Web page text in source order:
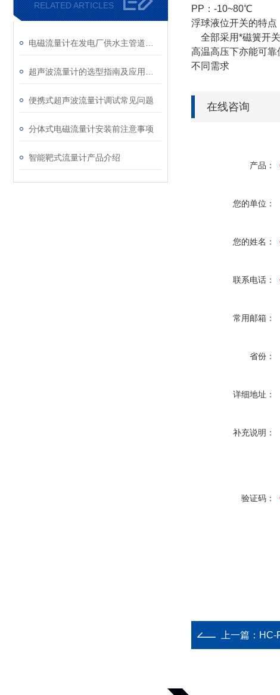
RELATED ARTICLES
便携式超声波流量计调试常见问题
分体式电磁流量计安装前注意事项
智能靶式流量计产品介绍
PP：-10~80℃
浮球液位开关的特点
全部采用*磁簧开关
高温高压下亦能可
不同需求
在线咨询
产品：
您的单位：
您的姓名：
联系电话：
常用邮箱：
省份：
详细地址：
补充说明：
验证码：
上一篇： HC-